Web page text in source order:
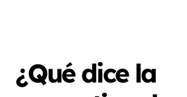
¿Qué dice la